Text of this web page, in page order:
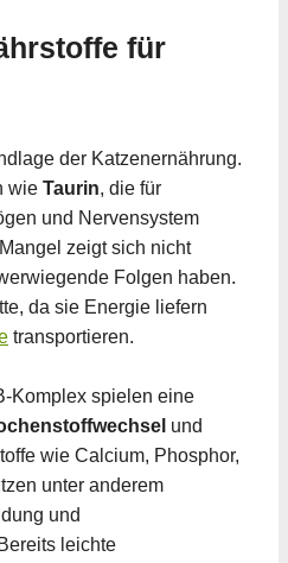
für
der Katzenernährung.
wie Taurin, die für
und Nervensystem
zeigt sich nicht
Folgen haben.
da sie Energie liefern
transportieren.
Komplex spielen eine
und
wie Calcium, Phosphor,
unter anderem
und
leichte